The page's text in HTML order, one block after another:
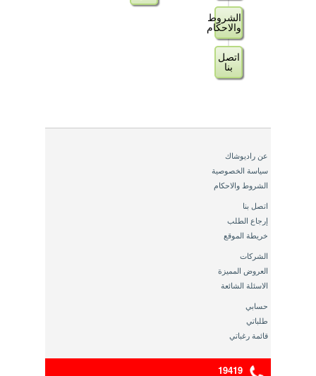
الشروط
والاحكام
اتصل
بنا
عن راديوشاك
سياسة الخصوصية
الشروط والاحكام
اتصل بنا
إرجاع الطلب
خريطة الموقع
الشركات
العروض المميزة
الاسئلة الشائعة
حسابي
طلباتي
قائمة رغباتي
19419